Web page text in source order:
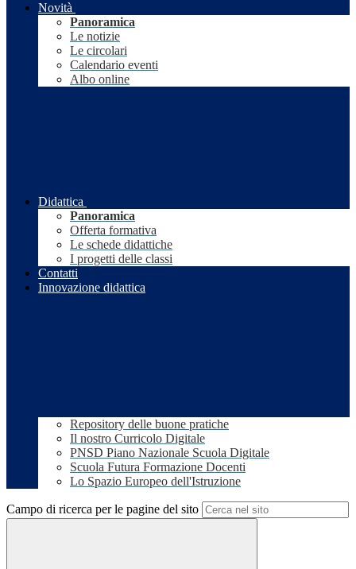
Novità
Panoramica
Le notizie
Le circolari
Calendario eventi
Albo online
Didattica
Panoramica
Offerta formativa
Le schede didattiche
I progetti delle classi
Contatti
Innovazione didattica
Repository delle buone pratiche
Il nostro Curricolo Digitale
PNSD Piano Nazionale Scuola Digitale
Scuola Futura Formazione Docenti
Lo Spazio Europeo dell'Istruzione
Campo di ricerca per le pagine del sito